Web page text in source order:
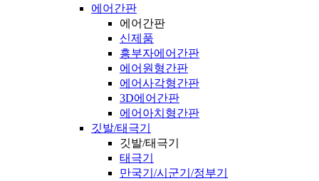
에어간판
에어간판
신제품
흥부자에어간판
에어원형간판
에어사각형간판
3D에어간판
에어아치형간판
깃발/태극기
깃발/태극기
태극기
만국기/시군기/정부기